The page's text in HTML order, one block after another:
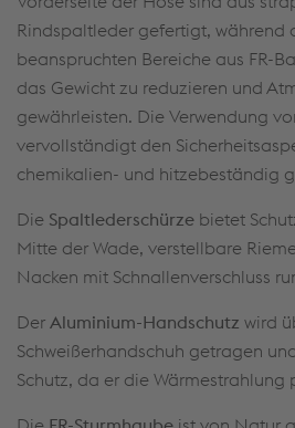
Rindspaltleder gefertigt, während
beanspruchten Bereiche aus FR-
das Gewicht zu reduzieren und
gewährleisten. Die Verwendung
vervollständigt den
chemikalien- und hitzebeständig
Die Spaltlederschürze bietet
Mitte der Wade, verstellbare
Nacken mit Schnallenverschluss
Der Aluminium-Handschutz wird
Schweißerhandschuh getragen
Schutz, da er die Wärmestrahlung